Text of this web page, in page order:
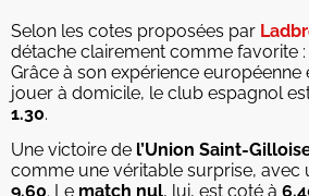
Selon les cotes proposées par
détache clairement comme favorite :
Grâce à son expérience européenne
jouer à domicile, le club espagnol
1.30.
Une victoire de l’Union Saint-
comme une véritable surprise, avec
9.60. Le match nul, lui, est coté à